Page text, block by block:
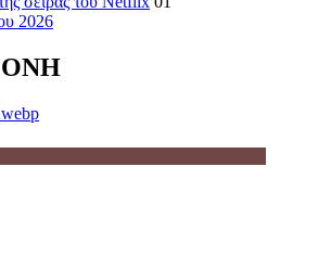
2026